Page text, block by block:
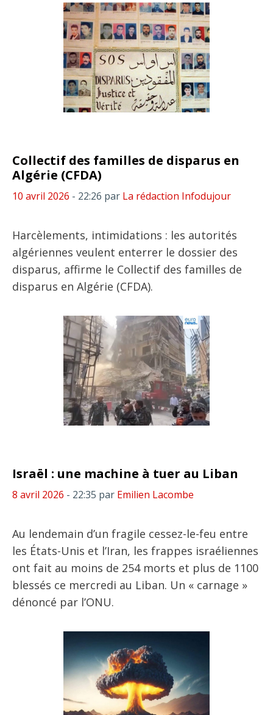
Collectif des familles de disparus en
Algérie (CFDA)
10 avril 2026 - 22:26 par La rédaction Infodujour
Harcèlements, intimidations : les autorités
algériennes veulent enterrer le dossier des
disparus, affirme le Collectif des familles de
disparus en Algérie (CFDA).
Israël : une machine à tuer au Liban
8 avril 2026 - 22:35 par Emilien Lacombe
Au lendemain d’un fragile cessez-le-feu entre
les États-Unis et l’Iran, les frappes israéliennes
ont fait au moins de 254 morts et plus de 1100
blessés ce mercredi au Liban. Un « carnage »
dénoncé par l’ONU.